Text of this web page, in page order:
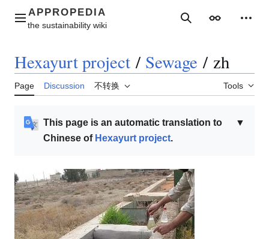
contentMain menu SearchAppearance
Hexayurt project / Sewage / zh
Page Discussion 不转换 Tools
▼
This page is an automatic translation to
Chinese of Hexayurt project.